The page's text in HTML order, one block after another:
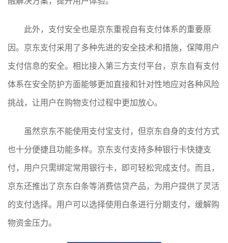
此外，支付安全也是京东重视自有支付体系的重要原
因。京东支付采用了多种先进的安全技术和措施，保障用户
支付信息的安全。相比接入第三方支付平台，京东自有支付
体系在安全防护方面能够更加直接和针对性地应对各种风险
挑战，让用户在购物支付过程中更加放心。
虽然京东不能使用支付宝支付，但京东自身的支付方式
也十分便捷且功能多样。京东支付支持多种银行卡快捷支
付，用户只需绑定常用银行卡，即可轻松完成支付。而且，
京东还推出了京东白条等消费信贷产品，为用户提供了灵活
的支付选择。用户可以选择使用白条进行分期支付，缓解购
物资金压力。